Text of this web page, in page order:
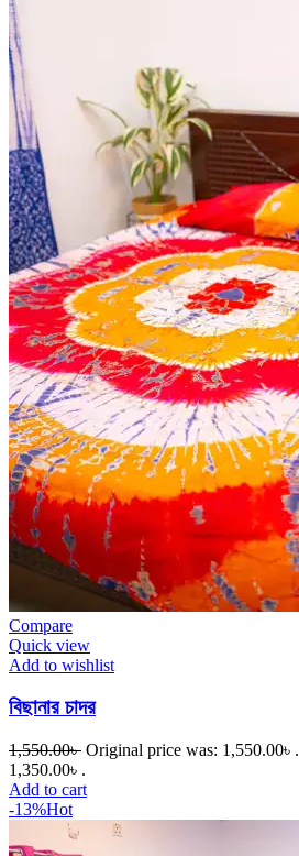
Compare
Quick view
Add to wishlist
বিছানার চাদর
1,550.00৳ Original price was: 1,550.00৳ .
1,350.00৳ .
Add to cart
-13%Hot